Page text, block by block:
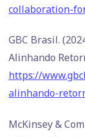
collaboration-
GBC Brasil.
Alinhando
https://
alinhando-
McKinsey &